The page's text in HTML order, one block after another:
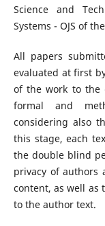
Science and
Systems - OJS of
All papers
evaluated at first
of the work to the
formal and
considering also
this stage, each
the double blind
privacy of authors
content, as well as
to the author text.